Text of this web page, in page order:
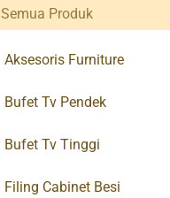
Semua Produk
Aksesoris Furniture
Bufet Tv Pendek
Bufet Tv Tinggi
Filing Cabinet Besi